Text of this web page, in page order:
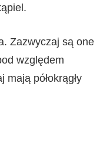
Zazwyczaj są one
względem
półokrągły